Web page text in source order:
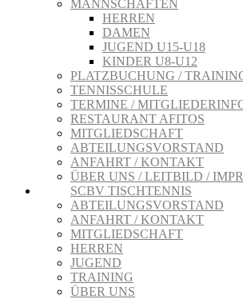
MANNSCHAFTEN
HERREN
DAMEN
JUGEND U15-U18
KINDER U8-U12
PLATZBUCHUNG /
TENNISSCHULE
TERMINE /
RESTAURANT AFITOS
MITGLIEDSCHAFT
ABTEILUNGSVORSTAND
ANFAHRT / KONTAKT
ÜBER UNS / LEITBILD /
SCBV TISCHTENNIS
ABTEILUNGSVORSTAND
ANFAHRT / KONTAKT
MITGLIEDSCHAFT
HERREN
JUGEND
TRAINING
ÜBER UNS